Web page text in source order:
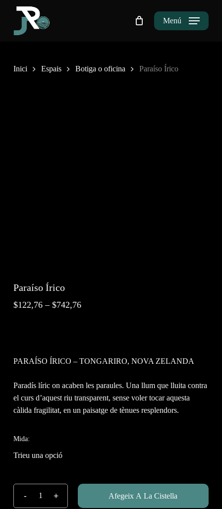
main
Menú
Cistella
Tanca
la
Inici Espais Botiga o oficina Paraíso Írico
Paraíso Írico
$122,76 – $742,76Interval
a
PARAÍSO ÍRICO – TONGARIRO, NOVA ZELANDA
Paradís líric on acaben les paraules. Una llum que lluita contra
el curs d’aquest riu transparent, sense voler tocar aquesta
càlida fragilitat, en un paisatge de tènues resplendors.
Mida:
Afegeix A La Cistella